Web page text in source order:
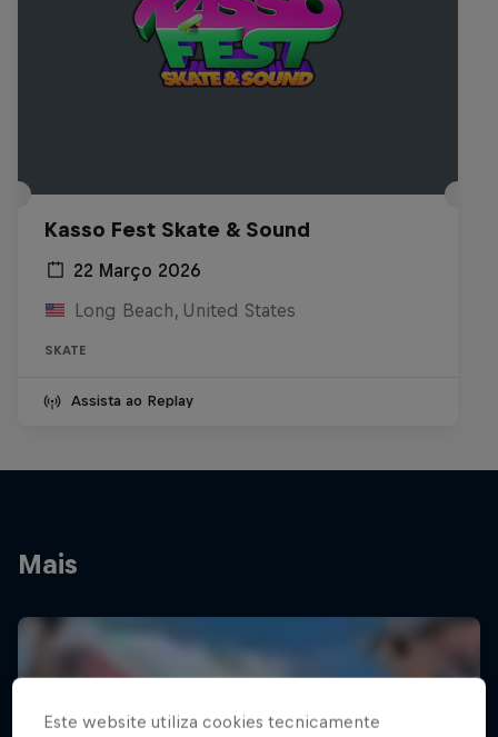
Kasso Fest Skate & Sound
22 Março 2026
Long Beach, United States
SKATE
Assista ao Replay
Mais
Este website utiliza cookies tecnicamente